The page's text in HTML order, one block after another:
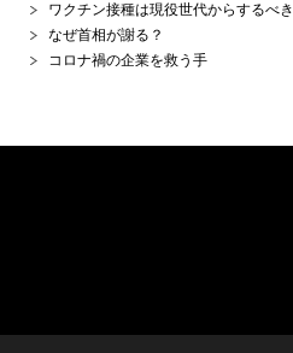
ワクチン接種は現役世代からするべき
なぜ首相が謝る？
コロナ禍の企業を救う手